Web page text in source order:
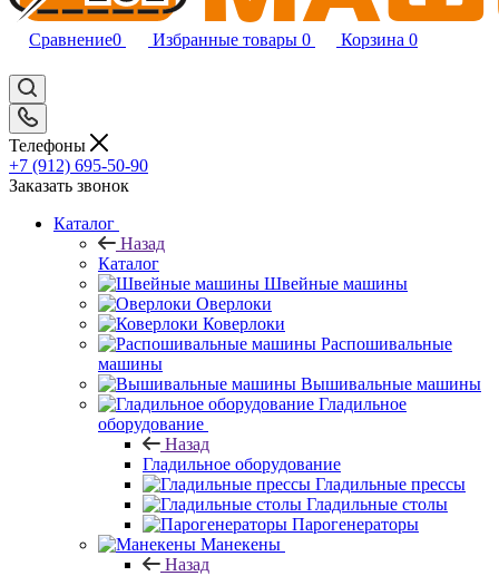
Сравнение0 Избранные товары 0 Корзина 0
Телефоны
+7 (912) 695-50-90
Заказать звонок
Каталог
Назад
Каталог
Швейные машины
Оверлоки
Коверлоки
Распошивальные
машины
Вышивальные машины
Гладильное
оборудование
Назад
Гладильное оборудование
Гладильные прессы
Гладильные столы
Парогенераторы
Манекены
Назад